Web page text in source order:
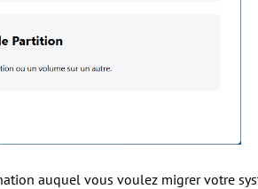
auquel vous voulez migrer votre